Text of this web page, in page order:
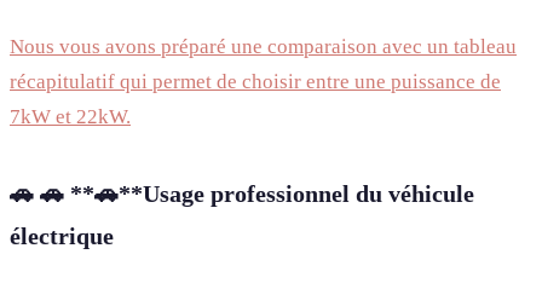
Nous vous avons préparé une comparaison avec un tableau
récapitulatif qui permet de choisir entre une puissance de
7kW et 22kW.
🚗 🚗 **🚗**Usage professionnel du véhicule
électrique